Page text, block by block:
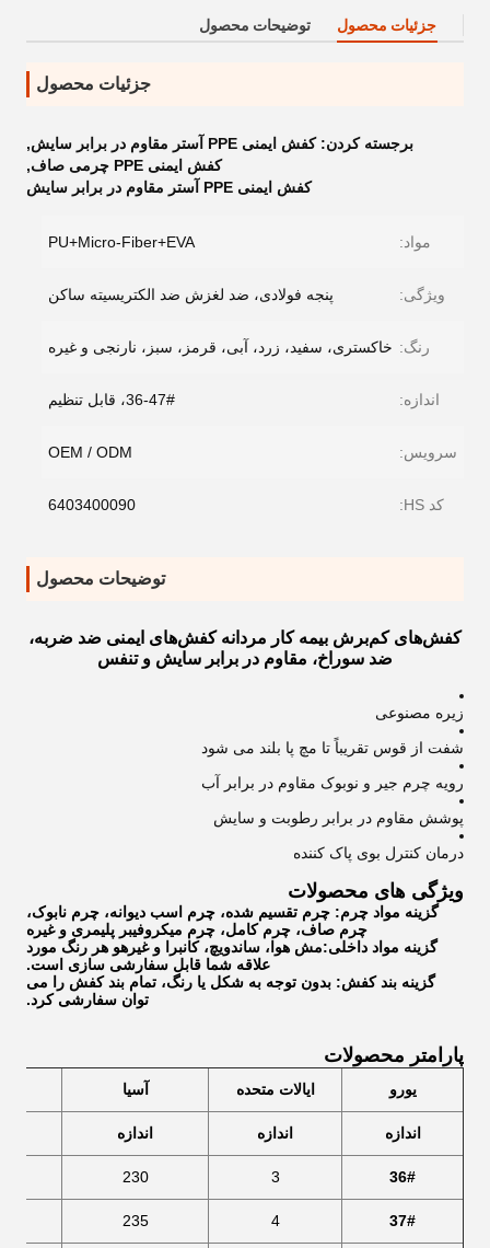
جزئیات محصول توضیحات محصول
جزئیات محصول
برجسته کردن:کفش ایمنی PPE آستر مقاوم در برابر سایش
,
کفش ایمنی PPE چرمی صاف
,
کفش ایمنی PPE آستر مقاوم در برابر سایش
مواد: PU+Micro-Fiber+EVA
ویژگی: پنجه فولادی، ضد لغزش ضد الکتریسیته ساکن
رنگ: خاکستری، سفید، زرد، آبی، قرمز، سبز، نارنجی و غیره
اندازه: 36-47#، قابل تنظیم
سرویس: OEM / ODM
کد HS: 6403400090
توضیحات محصول
کفش‌های کم‌برش بیمه کار مردانه کفش‌های ایمنی ضد ضربه،
ضد سوراخ، مقاوم در برابر سایش و تنفس
زیره مصنوعی
شفت از قوس تقریباً تا مچ پا بلند می شود
رویه چرم جیر و نوبوک مقاوم در برابر آب
پوشش مقاوم در برابر رطوبت و سایش
درمان کنترل بوی پاک کننده
ویژگی های محصولات
گزینه مواد چرم: چرم تقسیم شده، چرم اسب دیوانه، چرم نابوک،
چرم صاف، چرم کامل، چرم میکروفیبر پلیمری و غیره
گزینه مواد داخلی:مش هوا، ساندویچ، کانبرا و غیرهو هر رنگ مورد
علاقه شما قابل سفارشی سازی است.
گزینه بند کفش: بدون توجه به شکل یا رنگ، تمام بند کفش را می
توان سفارشی کرد.
پارامتر محصولات
یورو ایالات متحده آسیا
اندازه اندازه اندازه
36#
3
230
37#
4
235